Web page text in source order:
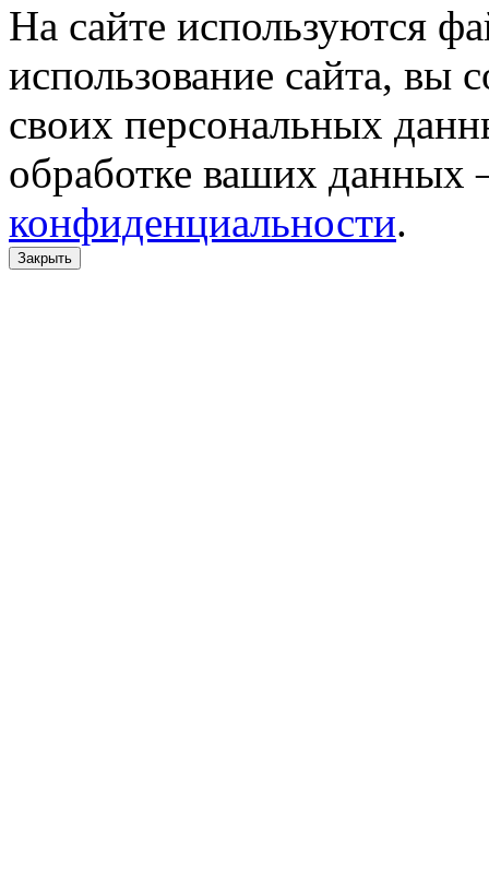
На сайте используются
использование сайта, вы
своих персональных
обработке ваших данных
конфиденциальности.
Закрыть